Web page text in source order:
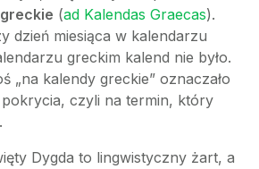
(ad Kalendas Graecas).
dzień miesiąca w kalendarzu
greckim kalend nie było.
„na kalendy greckie” oznaczało
czyli na termin, który
Dygda to lingwistyczny żart, a